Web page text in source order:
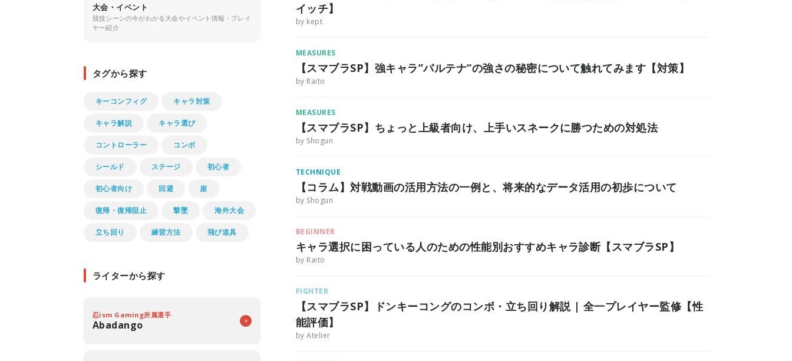
イッチ】
by kept
MEASURES
【スマブラSP】強キャラ”パルテナ”の強さの秘密について触れてみます【対策】
by Raito
MEASURES
【スマブラSP】ちょっと上級者向け、上手いスネークに勝つための対処法
by Shogun
TECHNIQUE
【コラム】対戦動画の活用方法の一例と、将来的なデータ活用の初歩について
by Shogun
BEGINNER
キャラ選択に困っている人のための性能別おすすめキャラ診断【スマブラSP】
by Raito
FIGHTER
【スマブラSP】ドンキーコングのコンボ・立ち回り解説 | 全一プレイヤー監修【性
能評価】
by Atelier
大会・イベント
競技シーンの今がわかる大会やイベント情報・プレイ
ヤー紹介
タグから探す
キーコンフィグ キャラ対策
キャラ解説 キャラ選び
コントローラー コンボ
シールド ステージ 初心者
初心者向け 回避 崖
復帰・復帰阻止 撃墜 海外大会
立ち回り 練習方法 飛び道具
ライターから探す
忍ism Gaming所属選手
Abadango